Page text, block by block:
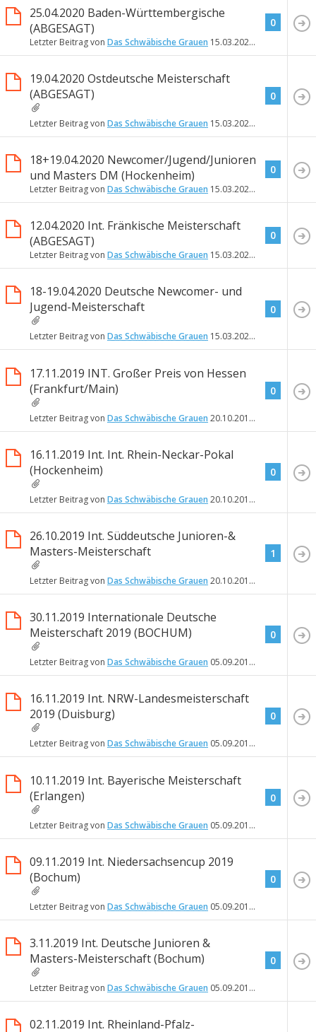
25.04.2020 Baden-Württembergische
(ABGESAGT)
Letzter Beitrag von Das Schwäbische Grauen 15.03.2020
0
19.04.2020 Ostdeutsche Meisterschaft
(ABGESAGT)
Letzter Beitrag von Das Schwäbische Grauen 15.03.2020
0
18+19.04.2020 Newcomer/Jugend/Junioren
und Masters DM (Hockenheim)
Letzter Beitrag von Das Schwäbische Grauen 15.03.2020
0
12.04.2020 Int. Fränkische Meisterschaft
(ABGESAGT)
Letzter Beitrag von Das Schwäbische Grauen 15.03.2020
0
18-19.04.2020 Deutsche Newcomer- und
Jugend-Meisterschaft
Letzter Beitrag von Das Schwäbische Grauen 15.03.2020
0
17.11.2019 INT. Großer Preis von Hessen
(Frankfurt/Main)
Letzter Beitrag von Das Schwäbische Grauen 20.10.2019
0
16.11.2019 Int. Int. Rhein-Neckar-Pokal
(Hockenheim)
Letzter Beitrag von Das Schwäbische Grauen 20.10.2019
0
26.10.2019 Int. Süddeutsche Junioren-&
Masters-Meisterschaft
Letzter Beitrag von Das Schwäbische Grauen 20.10.2019
1
30.11.2019 Internationale Deutsche
Meisterschaft 2019 (BOCHUM)
Letzter Beitrag von Das Schwäbische Grauen 05.09.2019
0
16.11.2019 Int. NRW-Landesmeisterschaft
2019 (Duisburg)
Letzter Beitrag von Das Schwäbische Grauen 05.09.2019
0
10.11.2019 Int. Bayerische Meisterschaft
(Erlangen)
Letzter Beitrag von Das Schwäbische Grauen 05.09.2019
0
09.11.2019 Int. Niedersachsencup 2019
(Bochum)
Letzter Beitrag von Das Schwäbische Grauen 05.09.2019
0
3.11.2019 Int. Deutsche Junioren &
Masters-Meisterschaft (Bochum)
Letzter Beitrag von Das Schwäbische Grauen 05.09.2019
0
02.11.2019 Int. Rheinland-Pfalz-